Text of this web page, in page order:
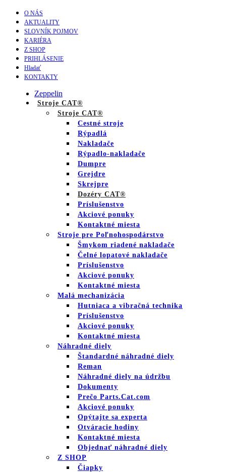
O NÁS
AKTUALITY
SLOVNÍK POJMOV
KARIÉRA
Z SHOP
PRIHLÁSENIE
Hladať
KONTAKTY
Zeppelin
Stroje CAT®
Stroje CAT®
Cestné stroje
Rýpadlá
Nakladače
Rýpadlo-nakladače
Dumpre
Grejdre
Skrejpre
Dozéry CAT®
Príslušenstvo
Akciové ponuky
Kontaktné miesta
Stroje pre Poľnohospodárstvo
Šmykom riadené nakladače
Čelné lopatové nakladače
Príslušenstvo
Akciové ponuky
Kontaktné miesta
Malá mechanizácia
Hutniaca a vibračná technika
Príslušenstvo
Akciové ponuky
Kontaktné miesta
Náhradné diely
Štandardné náhradné diely
Reman
Náhradné diely na údržbu
Dokumenty
Prečo Parts.Cat.com
Akciové ponuky
Opýtajte sa experta
Otváracie hodiny
Kontaktné miesta
Objednať náhradné diely
Z SHOP
Čiapky